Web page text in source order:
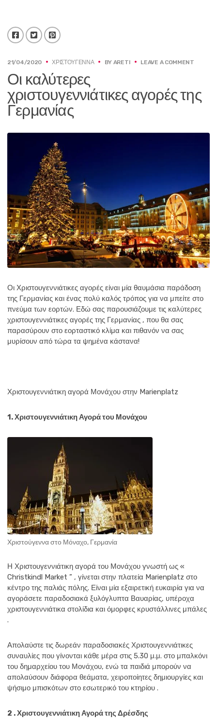
Facebook Twitter Pinterest
21/04/2020 ΧΡΙΣΤΟΎΓΕΝΝΑ BY ARETI LEAVE A COMMENTON
ΑΓΟΡΈΣ
ΤΗΣ
Οι καλύτερες
χριστουγεννιάτικες αγορές της
Γερμανίας
Οι Χριστουγεννιάτικες αγορές είναι μία θαυμάσια παράδοση
της Γερμανίας και ένας πολύ καλός τρόπος για να μπείτε στο
πνεύμα των εορτών. Εδώ σας παρουσιάζουμε τις καλύτερες
χριστουγεννιάτικες αγορές της Γερμανίας , που θα σας
παρασύρουν στο εορταστικό κλίμα και πιθανόν να σας
μυρίσουν από τώρα τα ψημένα κάστανα!
Χριστουγεννιάτικη αγορά Μονάχου στην Marienplatz
1. Χριστουγεννιάτικη Αγορά του Μονάχου
Χριστούγεννα στο Μόναχο, Γερμανία
Η Χριστουγεννιάτικη αγορά του Μονάχου γνωστή ως «
Christkindl Market ” , γίνεται στην πλατεία Marienplatz στο
κέντρο της παλιάς πόλης. Είναι μία εξαιρετική ευκαιρία για να
αγοράσετε παραδοσιακά ξυλόγλυπτα Βαυαρίας, υπέροχα
χριστουγεννιάτικα στολίδια και όμορφες κρυστάλλινες μπάλες
.
Απολαύστε τις δωρεάν παραδοσιακές Χριστουγεννιάτικες
συναυλίες που γίνονται κάθε μέρα στις 5.30 μ.μ. στο μπαλκόνι
του δημαρχείου του Μονάχου, ενώ τα παιδιά μπορούν να
απολαύσουν διάφορα θεάματα, χειροποίητες δημιουργίες και
ψήσιμο μπισκότων στο εσωτερικό του κτηρίου .
2 . Χριστουγεννιάτικη Αγορά της Δρέσδης